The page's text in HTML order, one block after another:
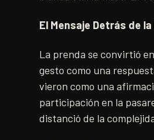
El Mensaje Detrás de
La prenda se convirtió
gesto como una
vieron como una
participación en la
distanció de la